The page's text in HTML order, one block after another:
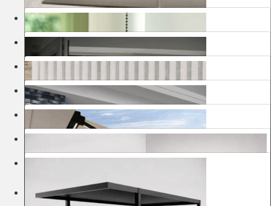
Klassische Rollos
Elektrische Rollos MOTIONBLINDS
Insektenschutz
Spannrahmen
Lamellenvorhänge
Markisen
Pergolen